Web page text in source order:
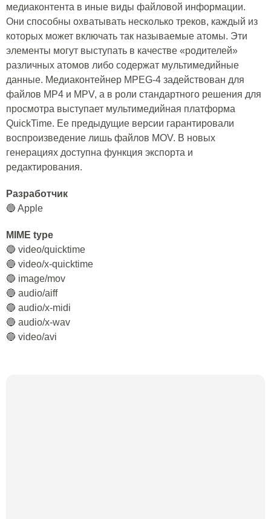
медиаконтента в иные виды файловой информации.
Они способны охватывать несколько треков, каждый из
которых может включать так называемые атомы. Эти
элементы могут выступать в качестве «родителей»
различных атомов либо содержат мультимедийные
данные. Медиаконтейнер MPEG-4 задействован для
файлов MP4 и MPV, а в роли стандартного решения для
просмотра выступает мультимедийная платформа
QuickTime. Ее предыдущие версии гарантировали
воспроизведение лишь файлов MOV. В новых
генерациях доступна функция экспорта и
редактирования.
Разработчик
🔵 Apple
MIME type
🔵 video/quicktime
🔵 video/x-quicktime
🔵 image/mov
🔵 audio/aiff
🔵 audio/x-midi
🔵 audio/x-wav
🔵 video/avi